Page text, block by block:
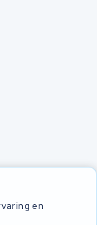
en